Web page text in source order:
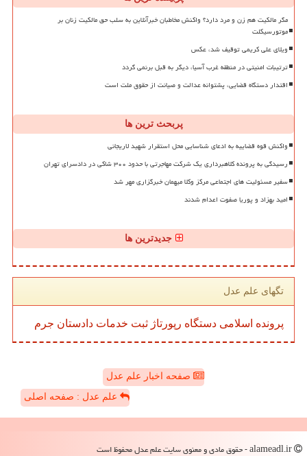
مگر مالکیت هم زن و مرد دارد؟ واکنش مخاطبان خبرآنلاین به سلب حق مالکیت زنان بر
موتورسیکلت
ویلای علی کریمی توقیف شد، عکس
ترتیبات امنیتی در منطقه غرب آسیا، دیگر به قبل برنمی گردد
اقتدار دستگاه قضایی، پشتوانه عدالت و صیانت از حقوق ملت است
پربحث ترین ها
واکنش قوه قضاییه به ادعای شناسایی محل استقرار شهید لاریجانی
رسیدگی به پرونده کلاهبرداری یک شرکت مهاجرتی با حدود ۳۰۰ شاکی در دادسرای تهران
سفیر مسئولیت های اجتماعی مرکز وکلا میهمان خبرگزاری مهر شد
امید بهزاد و پوریا صفوت اعدام شدند
جدیدترین ها
تگهای علم عدل
پرونده اسلامی دستگاه رپورتاژ ثبت خدمات دادستان جرم
صفحه اخبار علم عدل
علم عدل : صفحه اصلی